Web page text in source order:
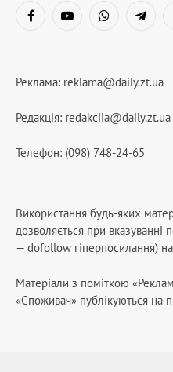
FacebookYouTubeWhatsApp
Реклама: reklama@daily.zt.ua
Редакція: redakciia@daily.zt.ua
Телефон: (098) 748-24-65
Використання будь-яких
дозволяється при вказуванні
— dofollow гіперпосилання)
Матеріали з поміткою
«Споживач» публікуються на